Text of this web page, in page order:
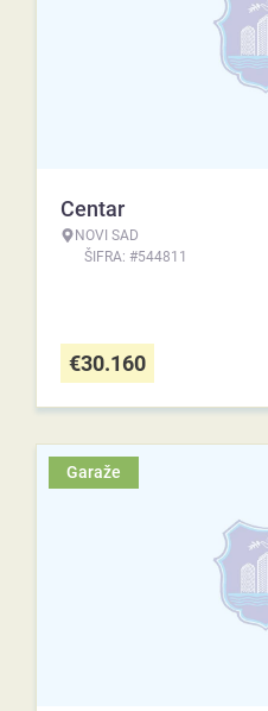
Centar
NOVI SAD
ŠIFRA: #544811
€30.160
Garaže